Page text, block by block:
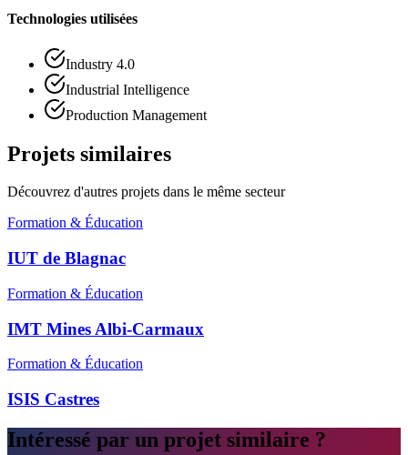
Technologies utilisées
Industry 4.0
Industrial Intelligence
Production Management
Projets similaires
Découvrez d'autres projets dans le même secteur
Formation & Éducation
IUT de Blagnac
Formation & Éducation
IMT Mines Albi-Carmaux
Formation & Éducation
ISIS Castres
Intéressé par un projet similaire ?